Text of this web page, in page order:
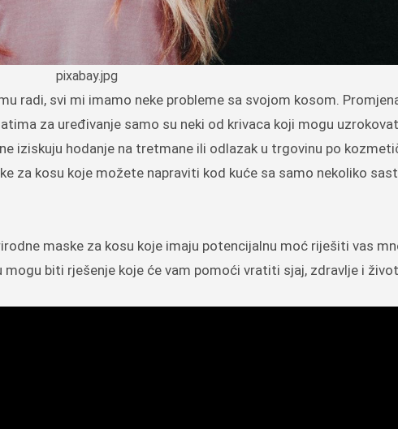
pixabay.jpg
za uređivanje samo su neki od krivaca koji mogu
iziskuju hodanje na tretmane ili odlazak u trgovinu po
za kosu koje možete napraviti kod kuće sa samo nekoliko
maske za kosu koje imaju potencijalnu moć riješiti vas
biti rješenje koje će vam pomoći vratiti sjaj, zdravlje i